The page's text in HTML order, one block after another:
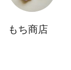
もち商店